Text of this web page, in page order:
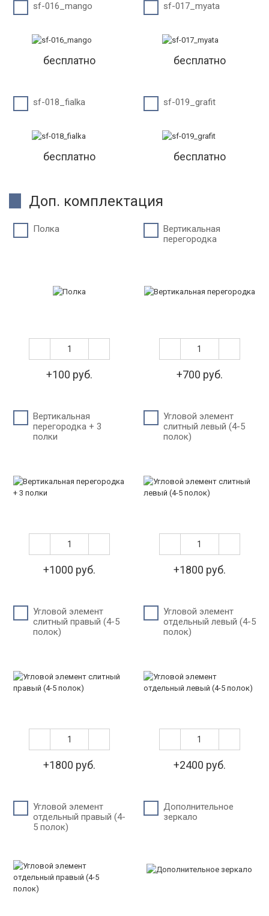
sf-016_mango
бесплатно
sf-017_myata
бесплатно
sf-018_fialka
бесплатно
sf-019_grafit
бесплатно
Доп. комплектация
Полка
+100 руб.
Вертикальная
перегородка
+700 руб.
Вертикальная
перегородка + 3
полки
+1000 руб.
Угловой элемент
слитный левый (4-5
полок)
+1800 руб.
Угловой элемент
слитный правый (4-5
полок)
+1800 руб.
Угловой элемент
отдельный левый (4-5
полок)
+2400 руб.
Угловой элемент
отдельный правый (4-
5 полок)
Дополнительное
зеркало